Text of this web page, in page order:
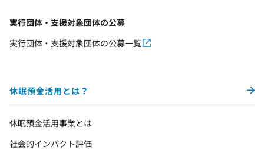
実行団体・支援対象団体の公募
実行団体・支援対象団体の公募一覧
休眠預金活用とは？
休眠預金活用事業とは
社会的インパクト評価